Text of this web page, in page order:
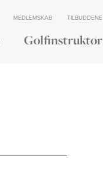
MEDLEMSKAB TILBUDDENE
Golfinstruktør